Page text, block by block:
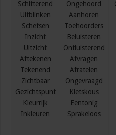
Schitterend
Uitblinken
Schetsen
Inzicht
Uitzicht
Aftekenen
Tekenend
Zichtbaar
Gezichtspunt
Kleurrijk
Inkleuren
Ongehoord
Aanhoren
Toehoorders
Beluisteren
Ontluisterend
Afvragen
Afratelen
Ongevraagd
Kletskous
Eentonig
Sprakeloos